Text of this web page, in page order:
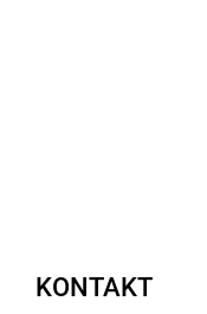
KONTAKT